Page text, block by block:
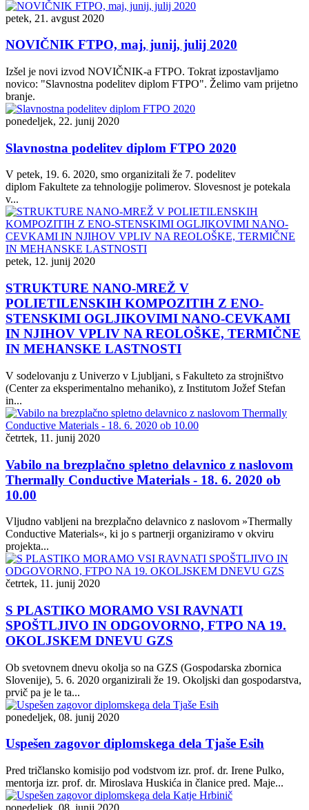
petek, 21. avgust 2020
NOVIČNIK FTPO, maj, junij, julij 2020
Izšel je novi izvod NOVIČNIK-a FTPO. Tokrat izpostavljamo
novico: "Slavnostna podelitev diplom FTPO". Želimo vam prijetno
branje.
ponedeljek, 22. junij 2020
Slavnostna podelitev diplom FTPO 2020
V petek, 19. 6. 2020, smo organizitali že 7. podelitev
diplom Fakultete za tehnologije polimerov. Slovesnost je potekala
v...
petek, 12. junij 2020
STRUKTURE NANO-MREŽ V
POLIETILENSKIH KOMPOZITIH Z ENO-
STENSKIMI OGLJIKOVIMI NANO-CEVKAMI
IN NJIHOV VPLIV NA REOLOŠKE, TERMIČNE
IN MEHANSKE LASTNOSTI
V sodelovanju z Univerzo v Ljubljani, s Fakulteto za strojništvo
(Center za eksperimentalno mehaniko), z Institutom Jožef Stefan
in...
četrtek, 11. junij 2020
Vabilo na brezplačno spletno delavnico z naslovom
Thermally Conductive Materials - 18. 6. 2020 ob
10.00
Vljudno vabljeni na brezplačno delavnico z naslovom »Thermally
Conductive Materials«, ki jo s partnerji organiziramo v okviru
projekta...
četrtek, 11. junij 2020
S PLASTIKO MORAMO VSI RAVNATI
SPOŠTLJIVO IN ODGOVORNO, FTPO NA 19.
OKOLJSKEM DNEVU GZS
Ob svetovnem dnevu okolja so na GZS (Gospodarska zbornica
Slovenije), 5. 6. 2020 organizirali že 19. Okoljski dan gospodarstva,
prvič pa je le ta...
ponedeljek, 08. junij 2020
Uspešen zagovor diplomskega dela Tjaše Esih
Pred tričlansko komisijo pod vodstvom izr. prof. dr. Irene Pulko,
mentorja izr. prof. dr. Miroslava Huskića in članice pred. Maje...